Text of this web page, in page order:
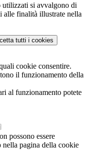
utilizzati si avvalgono di
alle finalità illustrate nella
tutti i cookies
cookie consentire.
il funzionamento della
al funzionamento potete
possono essere
pagina della cookie